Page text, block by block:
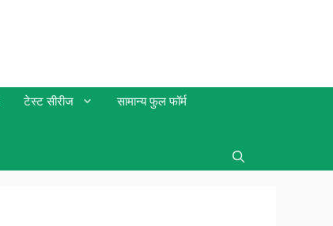
टेस्ट सीरीज
सामान्य फुल फॉर्म